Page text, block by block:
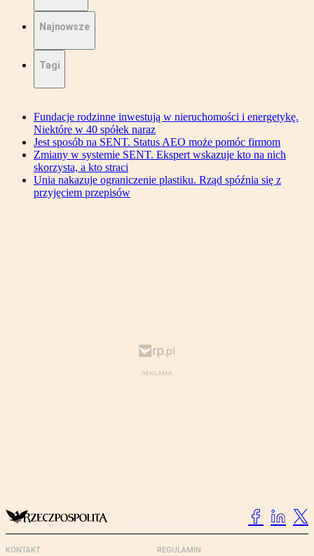
Najnowsze
Tagi
Fundacje rodzinne inwestują w nieruchomości i energetykę.
Niektóre w 40 spółek naraz
Jest sposób na SENT. Status AEO może pomóc firmom
Zmiany w systemie SENT. Ekspert wskazuje kto na nich
skorzysta, a kto straci
Unia nakazuje ograniczenie plastiku. Rząd spóźnia się z
przyjęciem przepisów
KONTAKT REGULAMIN